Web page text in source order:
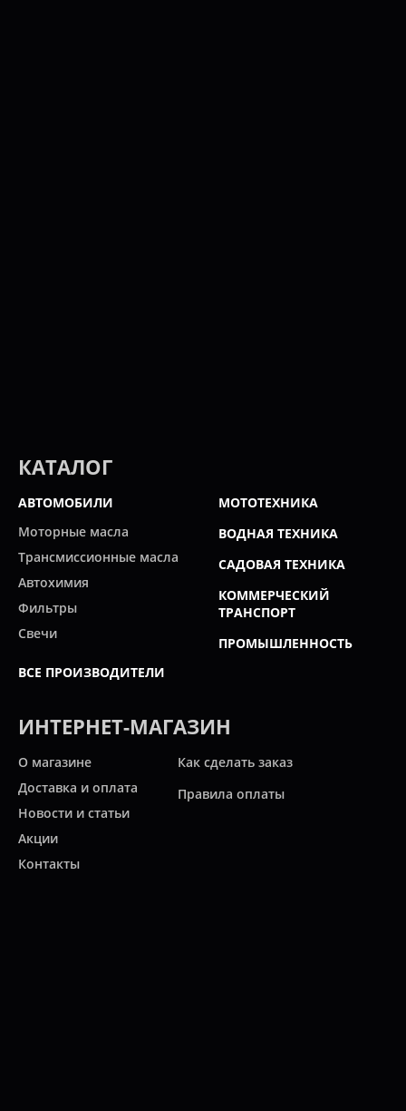
КАТАЛОГ
АВТОМОБИЛИ
Моторные масла
Трансмиссионные масла
Автохимия
Фильтры
Свечи
ВСЕ ПРОИЗВОДИТЕЛИ
МОТОТЕХНИКА
ВОДНАЯ ТЕХНИКА
САДОВАЯ ТЕХНИКА
КОММЕРЧЕСКИЙ
ТРАНСПОРТ
ПРОМЫШЛЕННОСТЬ
ИНТЕРНЕТ-МАГАЗИН
О магазине
Доставка и оплата
Новости и статьи
Акции
Контакты
Как сделать заказ
Правила оплаты